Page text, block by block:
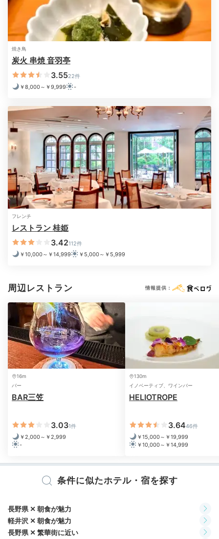
Night
21:00
香りに癒されながら
バスタイム
就寝前は落ち着くお部屋でリラックス。全客室には「ロ
クシタン」のアメニティが設置されているので、心癒す
riii___cham
アメニティが「ロクシタン」でテンションが上がりました！
Morning
06:00
早起きして散策へ♪
焼き鳥
炭火 串焼 音羽亭
3.5522件
￥8,000～￥9,999
-
フレンチ
レストラン 桂姫
3.42112件
￥10,000～￥14,999
￥5,000～￥5,999
周辺レストラン 情報提供：
16m
バー
BAR三笠
3.031件
￥2,000～￥2,999
-
130m
イノベーティブ、ワインバー
HELIOTROPE
3.6446件
￥15,000～￥19,999
￥10,000～￥14,999
条件に似たホテル・宿を探す
長野県 ✕ 朝食が魅力
軽井沢 ✕ 朝食が魅力
長野県 ✕ 繁華街に近い